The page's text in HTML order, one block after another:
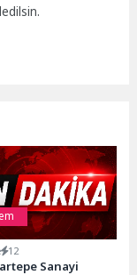
12
Sanayi